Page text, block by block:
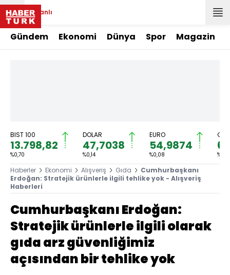
Canlı
Gündem Ekonomi Dünya Spor Magazin
BIST 100
13.798,82
%0,70
DOLAR
47,7038
%0,14
EURO
54,9874
%0,08
Haberler Ekonomi Alışveriş Gıda
Cumhurbaşkanı
Erdoğan: Stratejik ürünlerle ilgili tehlike yok - Alışveriş
Haberleri
Cumhurbaşkanı Erdoğan:
Stratejik ürünlerle ilgili olarak
gıda arz güvenliğimiz
açısından bir tehlike yok